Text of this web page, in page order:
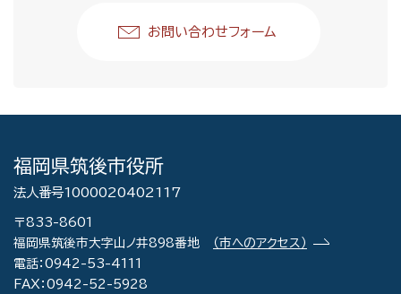
お問い合わせフォーム
福岡県筑後市役所
法人番号1000020402117
〒833-8601
福岡県筑後市大字山ノ井898番地
（市へのアクセス）
電話：0942-53-4111
FAX：0942-52-5928